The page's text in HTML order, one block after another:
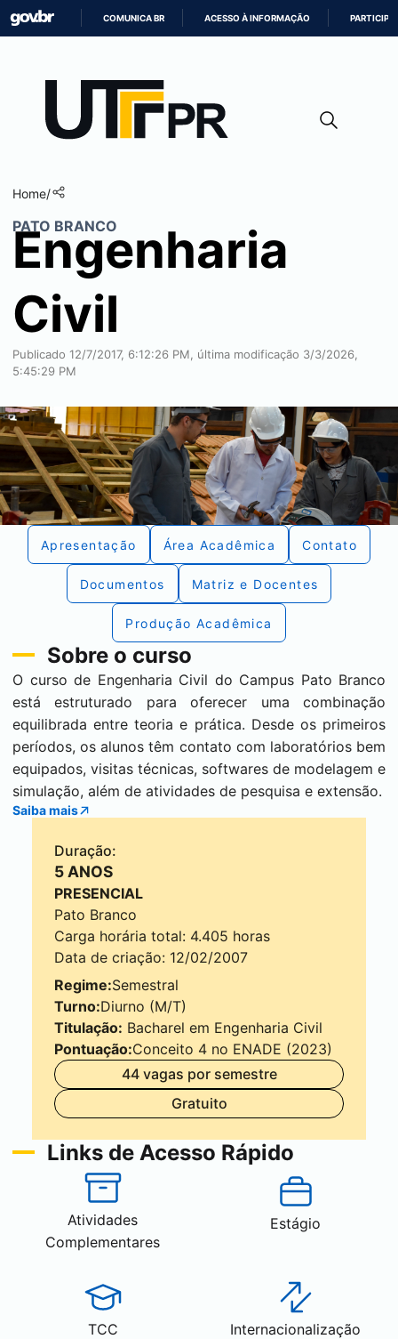
CONTEÚDO
COMUNICA BR ACESSO À INFORMAÇÃO PARTICIPE
Home/
PATO BRANCO
Engenharia
Civil
Publicado 12/7/2017, 6:12:26 PM, última modificação 3/3/2026,
5:45:29 PM
Apresentação Área Acadêmica Contato
Documentos Matriz e Docentes
Produção Acadêmica
Sobre o curso
O curso de Engenharia Civil do Campus Pato Branco
está estruturado para oferecer uma combinação
equilibrada entre teoria e prática. Desde os primeiros
períodos, os alunos têm contato com laboratórios bem
equipados, visitas técnicas, softwares de modelagem e
simulação, além de atividades de pesquisa e extensão.
Saiba mais
Duração:
5 ANOS
PRESENCIAL
Pato Branco
Carga horária total: 4.405 horas
Data de criação: 12/02/2007
Regime:Semestral
Turno:Diurno (M/T)
Titulação: Bacharel em Engenharia Civil
Pontuação:Conceito 4 no ENADE (2023)
44 vagas por semestre
Gratuito
Links de Acesso Rápido
Atividades
Complementares
Estágio
TCC Internacionalização